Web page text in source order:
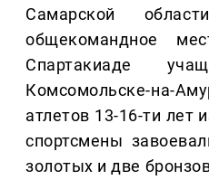
Самарской
общекомандное
Спартакиаде
Комсомольске-
атлетов 13-16-ти лет
спортсмены
золотых и две